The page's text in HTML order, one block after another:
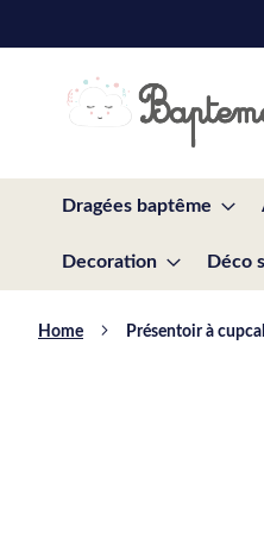
to
Dragées baptême
Decoration Déco
Home Présentoir à